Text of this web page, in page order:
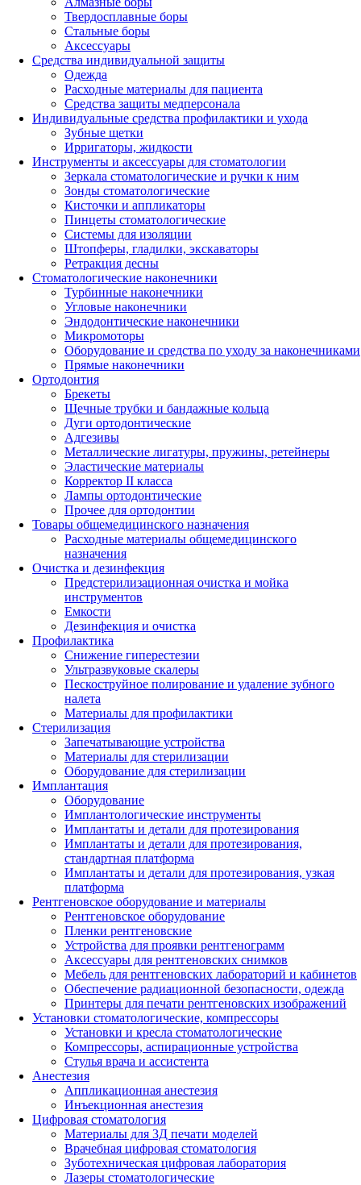
Твердосплавные боры
Стальные боры
Аксессуары
Средства индивидуальной защиты
Одежда
Расходные материалы для пациента
Средства защиты медперсонала
Индивидуальные средства профилактики и ухода
Зубные щетки
Ирригаторы, жидкости
Инструменты и аксессуары для стоматологии
Зеркала стоматологические и ручки к ним
Зонды стоматологические
Кисточки и аппликаторы
Пинцеты стоматологические
Системы для изоляции
Штопферы, гладилки, экскаваторы
Ретракция десны
Стоматологические наконечники
Турбинные наконечники
Угловые наконечники
Эндодонтические наконечники
Микромоторы
Оборудование и средства по уходу за наконечниками
Прямые наконечники
Ортодонтия
Брекеты
Щечные трубки и бандажные кольца
Дуги ортодонтические
Адгезивы
Металлические лигатуры, пружины, ретейнеры
Эластические материалы
Корректор II класса
Лампы ортодонтические
Прочее для ортодонтии
Товары общемедицинского назначения
Расходные материалы общемедицинского
назначения
Очистка и дезинфекция
Предстерилизационная очистка и мойка
инструментов
Емкости
Дезинфекция и очистка
Профилактика
Снижение гиперестезии
Ультразвуковые скалеры
Пескоструйное полирование и удаление зубного
налета
Материалы для профилактики
Стерилизация
Запечатывающие устройства
Материалы для стерилизации
Оборудование для стерилизации
Имплантация
Оборудование
Имплантологические инструменты
Имплантаты и детали для протезирования
Имплантаты и детали для протезирования,
стандартная платформа
Имплантаты и детали для протезирования, узкая
платформа
Рентгеновское оборудование и материалы
Рентгеновское оборудование
Пленки рентгеновские
Устройства для проявки рентгенограмм
Аксессуары для рентгеновских снимков
Мебель для рентгеновских лабораторий и кабинетов
Обеспечение радиационной безопасности, одежда
Принтеры для печати рентгеновских изображений
Установки стоматологические, компрессоры
Установки и кресла стоматологические
Компрессоры, аспирационные устройства
Стулья врача и ассистента
Анестезия
Аппликационная анестезия
Инъекционная анестезия
Цифровая стоматология
Материалы для 3Д печати моделей
Врачебная цифровая стоматология
Зуботехническая цифровая лаборатория
Лазеры стоматологические